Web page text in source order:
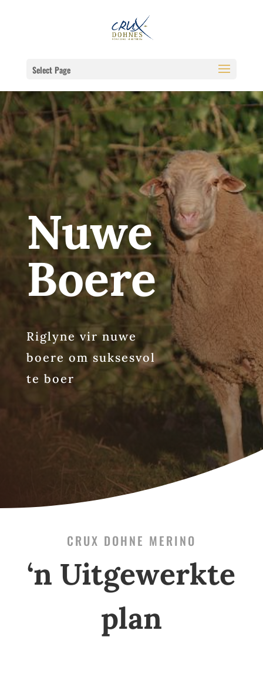
Select Page
Nuwe
Boere
Riglyne vir nuwe
boere om suksesvol
te boer
CRUX DOHNE MERINO
‘n Uitgewerkte
plan